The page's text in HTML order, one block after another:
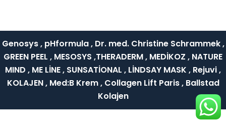
Genosys , pHformula , Dr. med. Christine Schrammek ,
GREEN PEEL , MESOSYS ,THERADERM , MEDİKOZ , NATURE
MIND , ME LİNE , SUNSATİONAL , LİNDSAY MASK , Rejuvi ,
KOLAJEN , Med:B Krem , Collagen Lift Paris , Ballstad
Kolajen